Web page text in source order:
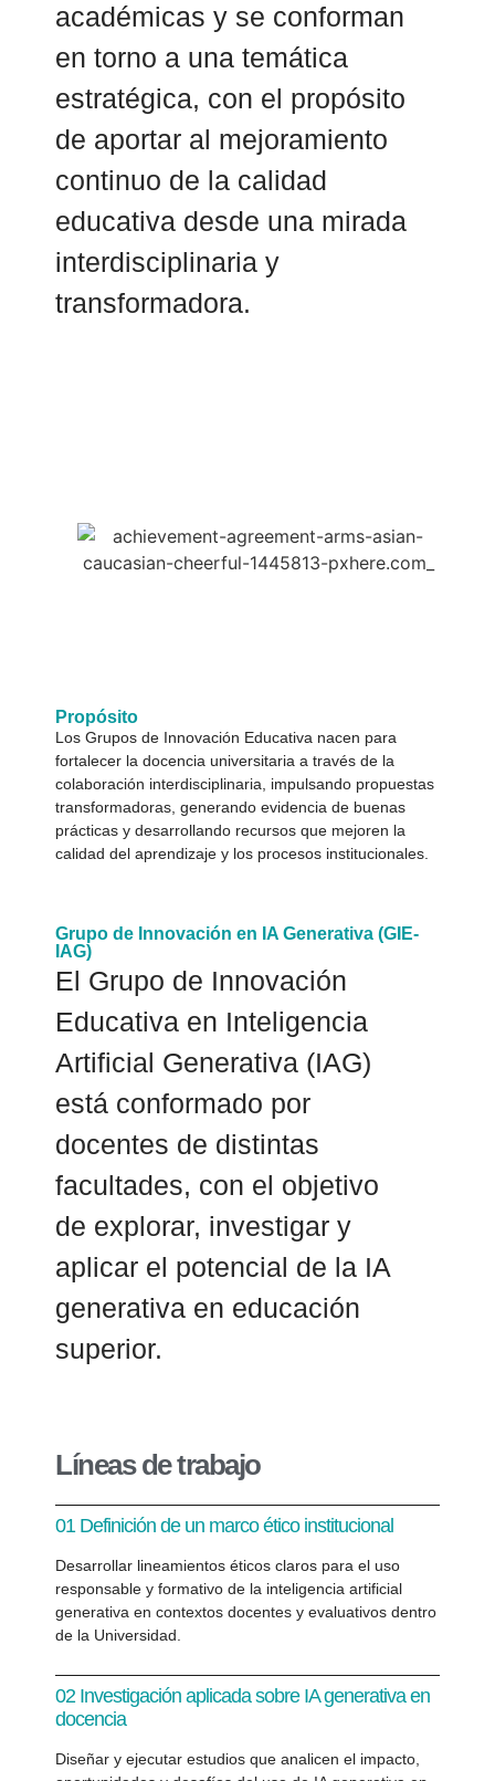
académicas y se conforman
en torno a una temática
estratégica, con el propósito
de aportar al mejoramiento
continuo de la calidad
educativa desde una mirada
interdisciplinaria y
transformadora.
Propósito
Los Grupos de Innovación Educativa nacen para
fortalecer la docencia universitaria a través de la
colaboración interdisciplinaria, impulsando propuestas
transformadoras, generando evidencia de buenas
prácticas y desarrollando recursos que mejoren la
calidad del aprendizaje y los procesos institucionales.
Grupo de Innovación en IA Generativa (GIE-
IAG)
El Grupo de Innovación
Educativa en Inteligencia
Artificial Generativa (IAG)
está conformado por
docentes de distintas
facultades, con el objetivo
de explorar, investigar y
aplicar el potencial de la IA
generativa en educación
superior.
Líneas de trabajo
01 Definición de un marco ético institucional
Desarrollar lineamientos éticos claros para el uso
responsable y formativo de la inteligencia artificial
generativa en contextos docentes y evaluativos dentro
de la Universidad.
02 Investigación aplicada sobre IA generativa en
docencia
Diseñar y ejecutar estudios que analicen el impacto,